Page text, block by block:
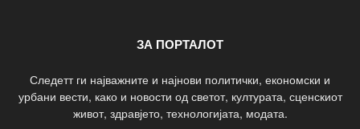
ЗА ПОРТАЛОТ
Следетт ги најважните и најнови политички, економски и
урбани вести, како и новости од светот, културата, сценскиот
живот, здравјето, технологијата, модата.